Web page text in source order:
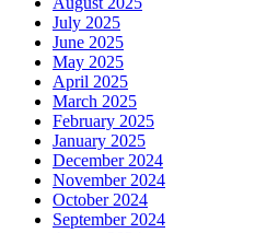
July 2025
June 2025
May 2025
April 2025
March 2025
February 2025
January 2025
December 2024
November 2024
October 2024
September 2024